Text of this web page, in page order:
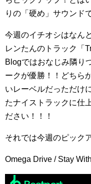
りの「硬め」サウンド
今週のイチオシはなん
レンたんのトラック「
Blogではおなじみ隣り
ークが優勝！！どちら
いレーベルだっただけ
たナイストラックに仕
ださい！！！
それでは今週のピック
Omega Drive / Stay